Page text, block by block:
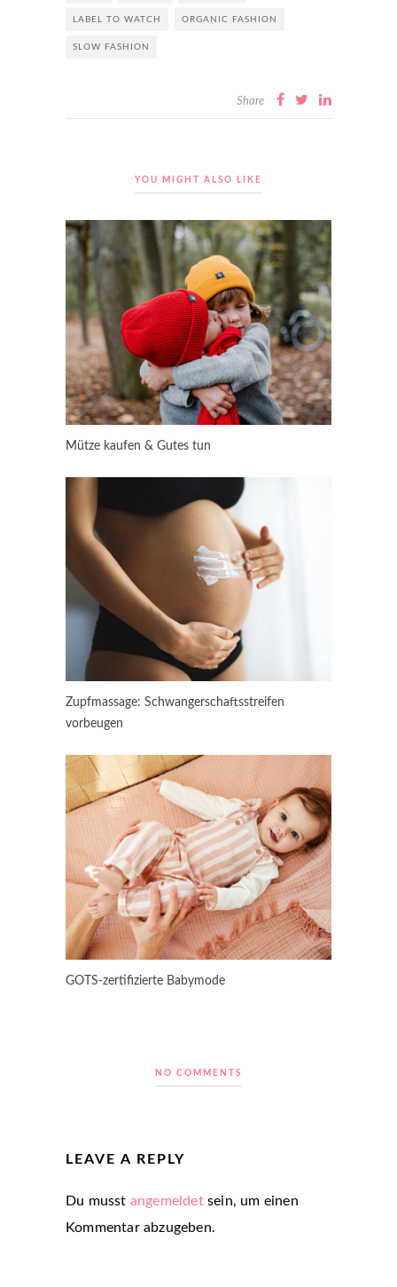
LABEL TO WATCH ORGANIC FASHION
SLOW FASHION
Share
YOU MIGHT ALSO LIKE
Mütze kaufen & Gutes tun
Zupfmassage: Schwanger­schaftsstreifen
vorbeugen
GOTS-zertifizierte Babymode
NO COMMENTS
LEAVE A REPLY
Du musst angemeldetsein, um einen
Kommentar abzugeben.